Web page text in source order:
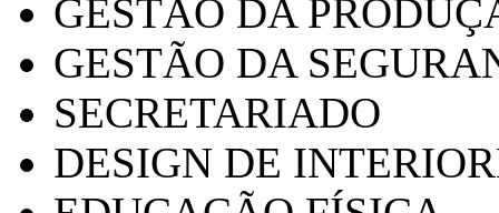
GESTÃO DA
GESTÃO DA
SECRETARIADO
DESIGN DE